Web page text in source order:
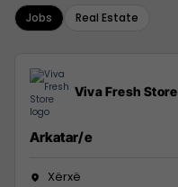
Jobs Real Estate
Viva Fresh Store
Arkatar/e
Xërxë